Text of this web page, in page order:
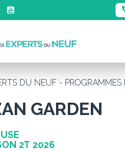
DU NEUF - PROGRAMMES
GARDEN
2T 2026